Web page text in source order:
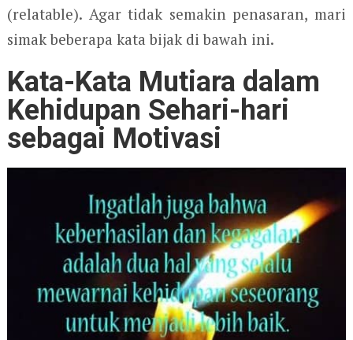
(relatable). Agar tidak semakin penasaran, mari
simak beberapa kata bijak di bawah ini.
Kata-Kata Mutiara dalam
Kehidupan Sehari-hari
sebagai Motivasi